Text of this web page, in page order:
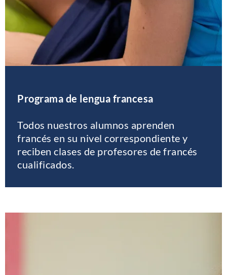
Programa de lengua francesa
Todos nuestros alumnos aprenden
francés en su nivel correspondiente y
reciben clases de profesores de francés
cualificados.